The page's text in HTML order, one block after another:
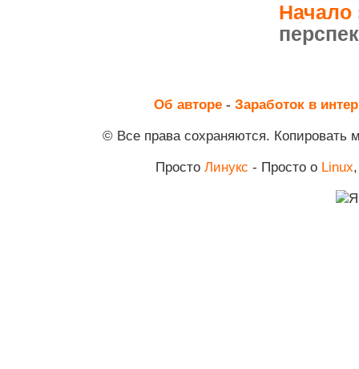
Начало
Об авторе- Заработок в
© Все права сохраняются. Копировать
Просто Линукс - Просто о Linux